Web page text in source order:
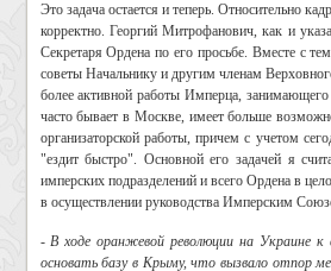
Это задача остается и теперь. Относительно
корректно. Георгий Митрофанович, как и
Секретаря Ордена по его просьбе. Вместе с
советы Начальнику и другим членам
более активной работы Имперца,
часто бывает в Москве, имеет больше
организаторской работы, причем с учетом
"ездит быстро". Основной его задачей я
имперских подразделений и всего Ордена в
в осуществлении руководства Имперским
- В ходе оранжевой революции на Украине
основать базу в Крыму, что вызвало отпор